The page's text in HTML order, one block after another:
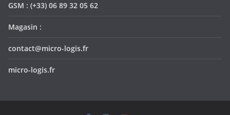
GSM : (+33) 06 89 32 05 62
Magasin :
contact@micro-logis.fr
micro-logis.fr